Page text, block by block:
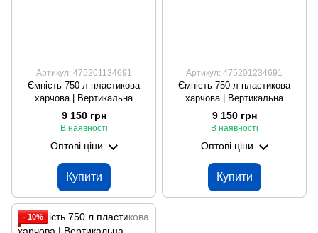
Артикул: 475201134691
Ємність 750 л пластикова
харчова | Вертикальна
9 150 грн
В наявності
Оптові ціни
Купити
Артикул: 475201234691
Ємність 750 л пластикова
харчова | Вертикальна
9 150 грн
В наявності
Оптові ціни
Купити
- 10%